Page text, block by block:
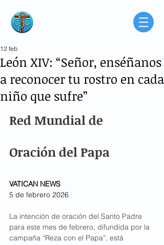
León XIV: “Señor, enséñanos
a reconocer tu rostro en cada
niño que sufre”
12 feb
Red Mundial de
Oración del Papa
VATICAN NEWS
5 de febrero 2026
La intención de oración del Santo Padre
para este mes de febrero, difundida por la
campaña “Reza con el Papa”, está